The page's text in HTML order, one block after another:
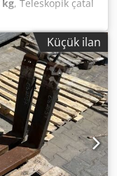
kg, Teleskopik çatal
sınıfı 2 = 1.000 -
işlevsel
ISO 2A (41
mm, 150x45 iç
Küçük ilan